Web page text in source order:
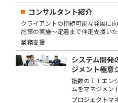
コンサルタント紹介
クライアントの持続可能な発展に
施策の実施～定着まで伴走支援いた
業務支援
システム開発
ジメント極意
複数のＩＴエン
ムをマネジメン
プロジェクトマ